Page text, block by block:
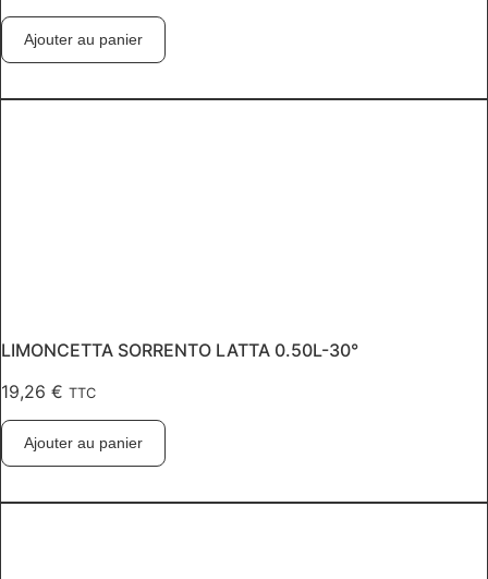
Ajouter au panier
LIMONCETTA SORRENTO LATTA 0.50L-30°
19,26 € TTC
Ajouter au panier